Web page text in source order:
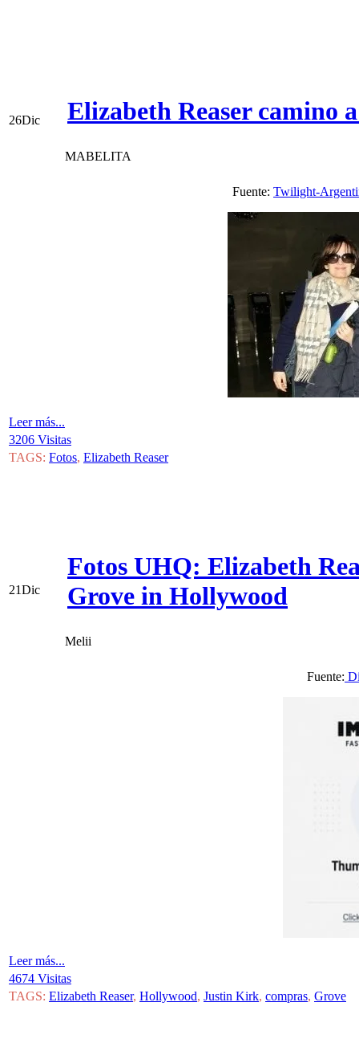
26Dic Elizabeth Reaser camino
MABELITA
Fuente: Twilight-
Leer más...
3206 Visitas
TAGS: Fotos, Elizabeth Reaser
21Dic
Fotos UHQ: Elizabeth
Grove in Hollywood
Melii
Fuente:
Leer más...
4674 Visitas
TAGS: Elizabeth Reaser, Hollywood, Justin Kirk, compras, Grove